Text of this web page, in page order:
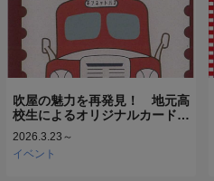
吹屋の魅力を再発見！ 地元高
校生によるオリジナルカード…
2026.3.23～
イベント